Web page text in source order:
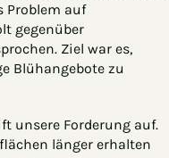
Problem auf
gegenüber
Ziel war es,
Blühangebote zu
unsere Forderung auf.
länger erhalten